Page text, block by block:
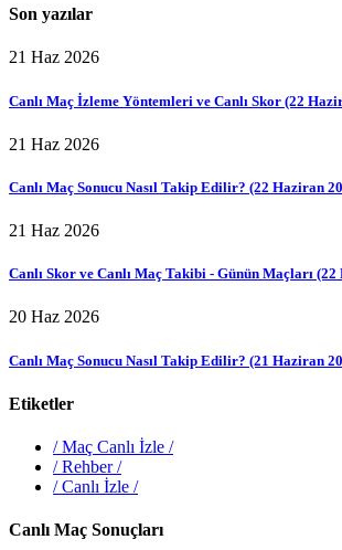
Son yazılar
21 Haz 2026
Canlı Maç İzleme Yöntemleri ve Canlı Skor (22
21 Haz 2026
Canlı Maç Sonucu Nasıl Takip Edilir? (22 Haziran
21 Haz 2026
Canlı Skor ve Canlı Maç Takibi - Günün Maçları
20 Haz 2026
Canlı Maç Sonucu Nasıl Takip Edilir? (21 Haziran
Etiketler
/Maç Canlı İzle /
/Rehber/
/Canlı İzle /
Canlı Maç Sonuçları